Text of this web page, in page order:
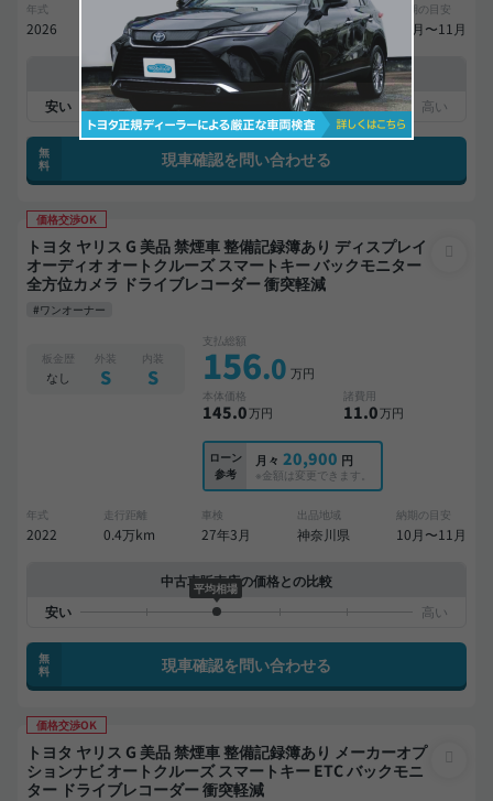
年式
2026 0.1万km
車検
29年4月
出品地域
神奈川県
納期の目安
10月〜11月
中古車販売店の価格との比較
平均相場
無
料
現車確認を問い合わせる
価格交渉OK
トヨタ ヤリス G 美品 禁煙車 整備記録簿あり ディスプレイ
オーディオ オートクルーズ スマートキー バックモニター
全方位カメラ ドライブレコーダー 衝突軽減
#ワンオーナー
板金歴
なし
外装
S
内装
S
支払総額
156.0 万円
本体価格
145.0万円
諸費用
11.0万円
ローン
参考
月々 20,900 円
※金額は変更できます。
年式
2022
走行距離
0.4万km
車検
27年3月
出品地域
神奈川県
納期の目安
10月〜11月
中古車販売店の価格との比較
平均相場
無
料
現車確認を問い合わせる
価格交渉OK
トヨタ ヤリス G 美品 禁煙車 整備記録簿あり メーカーオプ
ションナビ オートクルーズ スマートキー ETC バックモニ
ター ドライブレコーダー 衝突軽減